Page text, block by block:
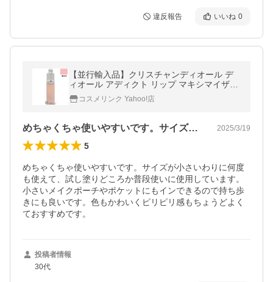
違反報告 いいね 0
【並行輸入品】クリスチャンディオール デ
ィオール アディクト リップ マキシマイザー
ミニ #001【ギフト お試し ミニサイズ】【国
内未発売容量】(650106)
コスメリンク Yahoo!店
めちゃくちゃ使いやすいです。サイズが小… 2025/3/19
5
めちゃくちゃ使いやすいです。サイズが小さいわりに何度
も使えて、試し塗りどころか普段使いに使用しています。
小さいメイクポーチやポケットにもインできるので持ち歩
きにも良いです。色もかわいくピリピリ感もちょうどよく
ておすすめです。
投稿者情報
30代